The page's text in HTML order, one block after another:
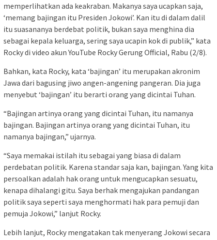
memperlihatkan ada keakraban. Makanya saya ucapkan saja,
‘memang bajingan itu Presiden Jokowi’. Kan itu di dalam dalil
itu suasananya berdebat politik, bukan saya menghina dia
sebagai kepala keluarga, sering saya ucapin kok di publik,” kata
Rocky di video akun YouTube Rocky Gerung Official, Rabu (2/8).
Bahkan, kata Rocky, kata ‘bajingan’ itu merupakan akronim
Jawa dari bagusing jiwo angen-angening pangeran. Dia juga
menyebut ‘bajingan’ itu berarti orang yang dicintai Tuhan.
“Bajingan artinya orang yang dicintai Tuhan, itu namanya
bajingan. Bajingan artinya orang yang dicintai Tuhan, itu
namanya bajingan,” ujarnya.
“Saya memakai istilah itu sebagai yang biasa di dalam
perdebatan politik. Karena standar saja kan, bajingan. Yang kita
persoalkan adalah hak orang untuk mengucapkan sesuatu,
kenapa dihalangi gitu. Saya berhak mengajukan pandangan
politik saya seperti saya menghormati hak para pemuji dan
pemuja Jokowi,” lanjut Rocky.
Lebih lanjut, Rocky mengatakan tak menyerang Jokowi secara